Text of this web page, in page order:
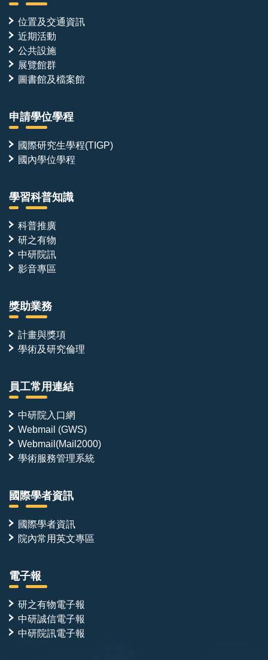
位置及交通資訊
近期活動
公共設施
展覽館群
圖書館及檔案館
申請學位學程
國際研究生學程(TIGP)
國內學位學程
學習科普知識
科普推廣
研之有物
中研院訊
影音專區
獎助業務
計畫與獎項
學術及研究倫理
員工常用連結
中研院入口網
Webmail (GWS)
Webmail(Mail2000)
學術服務管理系統
國際學者資訊
國際學者資訊
院內常用英文專區
電子報
研之有物電子報
中研誠信電子報
中研院訊電子報